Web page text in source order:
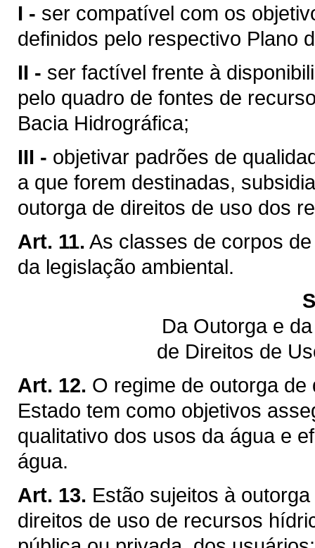
I - ser compatível com os
definidos pelo respectivo Plano
II - ser factível frente à
pelo quadro de fontes de
Bacia Hidrográfica;
III - objetivar padrões de
a que forem destinadas,
outorga de direitos de uso dos
Art. 11. As classes de corpos
da legislação ambiental.
Da Outorga e
de Direitos de
Art. 12. O regime de outorga
Estado tem como objetivos
qualitativo dos usos da água e
água.
Art. 13. Estão sujeitos à
direitos de uso de recursos